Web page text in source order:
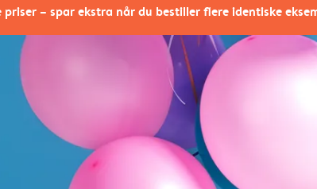
priser – spar ekstra når du bestiller flere identiske